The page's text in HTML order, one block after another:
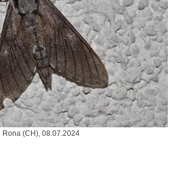
Rona (CH), 08.07.2024